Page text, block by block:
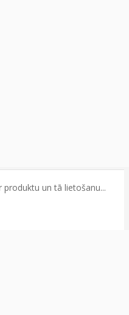
un tā lietošanu...